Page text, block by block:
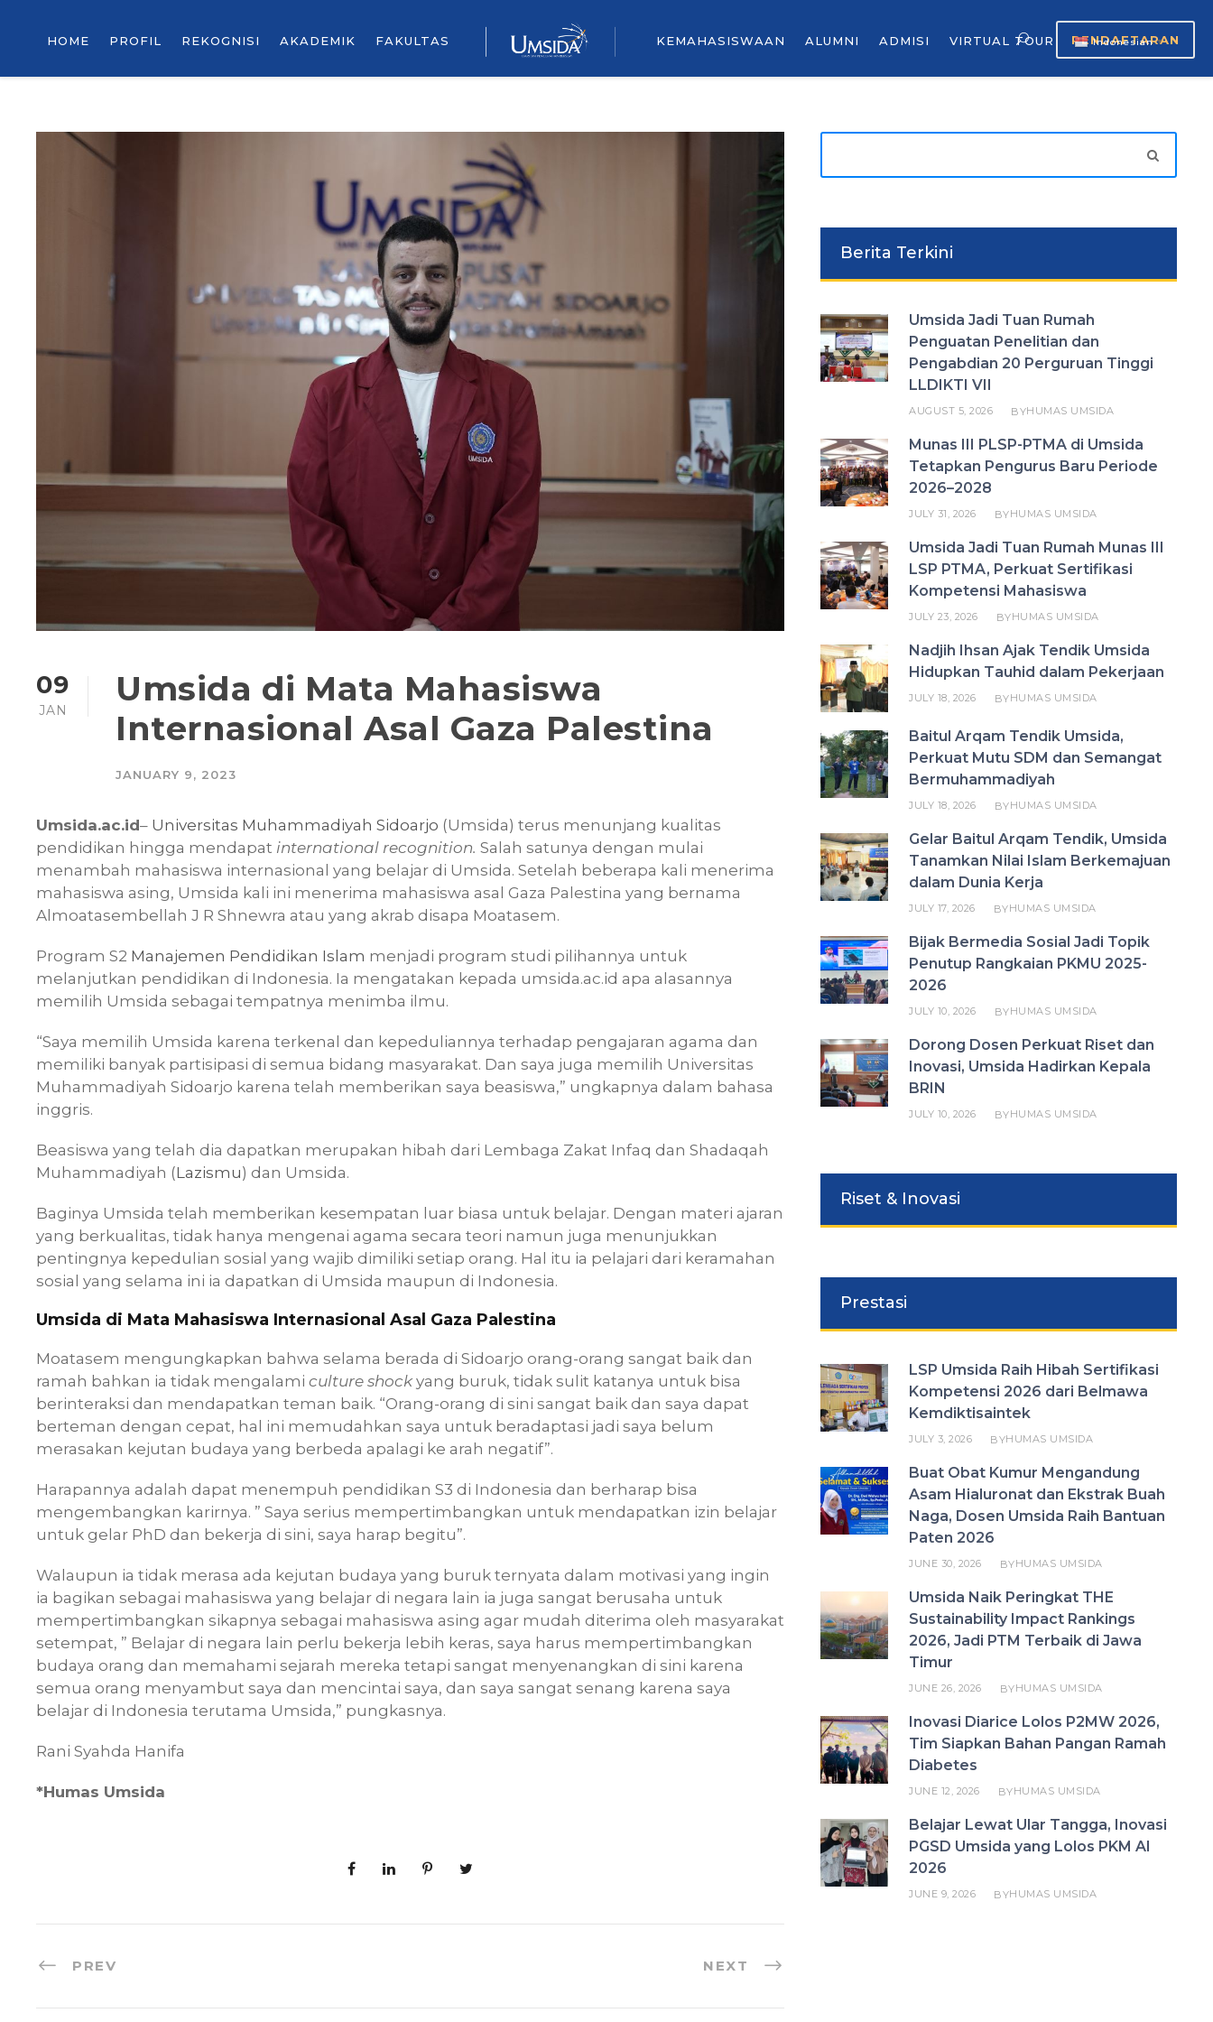
HOME PROFIL REKOGNISI AKADEMIK FAKULTAS KEMAHASISWAAN ALUMNI ADMISI VIRTUAL TOUR Indonesian ▼
PENDAFTARAN
09
JAN
Umsida di Mata Mahasiswa
Internasional Asal Gaza Palestina
JANUARY 9, 2023
Umsida.ac.id– Universitas Muhammadiyah Sidoarjo (Umsida) terus menunjang kualitas
pendidikan hingga mendapat international recognition. Salah satunya dengan mulai
menambah mahasiswa internasional yang belajar di Umsida. Setelah beberapa kali menerima
mahasiswa asing, Umsida kali ini menerima mahasiswa asal Gaza Palestina yang bernama
Almoatasembellah J R Shnewra atau yang akrab disapa Moatasem.
Program S2 Manajemen Pendidikan Islam menjadi program studi pilihannya untuk
melanjutkan pendidikan di Indonesia. Ia mengatakan kepada umsida.ac.id apa alasannya
memilih Umsida sebagai tempatnya menimba ilmu.
“Saya memilih Umsida karena terkenal dan kepeduliannya terhadap pengajaran agama dan
memiliki banyak partisipasi di semua bidang masyarakat. Dan saya juga memilih Universitas
Muhammadiyah Sidoarjo karena telah memberikan saya beasiswa,” ungkapnya dalam bahasa
inggris.
Beasiswa yang telah dia dapatkan merupakan hibah dari Lembaga Zakat Infaq dan Shadaqah
Muhammadiyah (Lazismu) dan Umsida.
Baginya Umsida telah memberikan kesempatan luar biasa untuk belajar. Dengan materi ajaran
yang berkualitas, tidak hanya mengenai agama secara teori namun juga menunjukkan
pentingnya kepedulian sosial yang wajib dimiliki setiap orang. Hal itu ia pelajari dari keramahan
sosial yang selama ini ia dapatkan di Umsida maupun di Indonesia.
Umsida di Mata Mahasiswa Internasional Asal Gaza Palestina
Moatasem mengungkapkan bahwa selama berada di Sidoarjo orang-orang sangat baik dan
ramah bahkan ia tidak mengalami culture shockyang buruk, tidak sulit katanya untuk bisa
berinteraksi dan mendapatkan teman baik. “Orang-orang di sini sangat baik dan saya dapat
berteman dengan cepat, hal ini memudahkan saya untuk beradaptasi jadi saya belum
merasakan kejutan budaya yang berbeda apalagi ke arah negatif”.
Harapannya adalah dapat menempuh pendidikan S3 di Indonesia dan berharap bisa
mengembangkan karirnya. ” Saya serius mempertimbangkan untuk mendapatkan izin belajar
untuk gelar PhD dan bekerja di sini, saya harap begitu”.
Walaupun ia tidak merasa ada kejutan budaya yang buruk ternyata dalam motivasi yang ingin
ia bagikan sebagai mahasiswa yang belajar di negara lain ia juga sangat berusaha untuk
mempertimbangkan sikapnya sebagai mahasiswa asing agar mudah diterima oleh masyarakat
setempat, ” Belajar di negara lain perlu bekerja lebih keras, saya harus mempertimbangkan
budaya orang dan memahami sejarah mereka tetapi sangat menyenangkan di sini karena
semua orang menyambut saya dan mencintai saya, dan saya sangat senang karena saya
belajar di Indonesia terutama Umsida,” pungkasnya.
Rani Syahda Hanifa
*Humas Umsida
PREV NEXT
Berita Terkini
Umsida Jadi Tuan Rumah
Penguatan Penelitian dan
Pengabdian 20 Perguruan Tinggi
LLDIKTI VII
AUGUST 5, 2026 BYHUMAS UMSIDA
Munas III PLSP-PTMA di Umsida
Tetapkan Pengurus Baru Periode
2026–2028
JULY 31, 2026 BYHUMAS UMSIDA
Umsida Jadi Tuan Rumah Munas III
LSP PTMA, Perkuat Sertifikasi
Kompetensi Mahasiswa
JULY 23, 2026 BYHUMAS UMSIDA
Nadjih Ihsan Ajak Tendik Umsida
Hidupkan Tauhid dalam Pekerjaan
JULY 18, 2026 BYHUMAS UMSIDA
Baitul Arqam Tendik Umsida,
Perkuat Mutu SDM dan Semangat
Bermuhammadiyah
JULY 18, 2026 BYHUMAS UMSIDA
Gelar Baitul Arqam Tendik, Umsida
Tanamkan Nilai Islam Berkemajuan
dalam Dunia Kerja
JULY 17, 2026 BYHUMAS UMSIDA
Bijak Bermedia Sosial Jadi Topik
Penutup Rangkaian PKMU 2025-
2026
JULY 10, 2026 BYHUMAS UMSIDA
Dorong Dosen Perkuat Riset dan
Inovasi, Umsida Hadirkan Kepala
BRIN
JULY 10, 2026 BYHUMAS UMSIDA
Riset & Inovasi
Prestasi
LSP Umsida Raih Hibah Sertifikasi
Kompetensi 2026 dari Belmawa
Kemdiktisaintek
JULY 3, 2026 BYHUMAS UMSIDA
Buat Obat Kumur Mengandung
Asam Hialuronat dan Ekstrak Buah
Naga, Dosen Umsida Raih Bantuan
Paten 2026
JUNE 30, 2026 BYHUMAS UMSIDA
Umsida Naik Peringkat THE
Sustainability Impact Rankings
2026, Jadi PTM Terbaik di Jawa
Timur
JUNE 26, 2026 BYHUMAS UMSIDA
Inovasi Diarice Lolos P2MW 2026,
Tim Siapkan Bahan Pangan Ramah
Diabetes
JUNE 12, 2026 BYHUMAS UMSIDA
Belajar Lewat Ular Tangga, Inovasi
PGSD Umsida yang Lolos PKM AI
2026
JUNE 9, 2026 BYHUMAS UMSIDA